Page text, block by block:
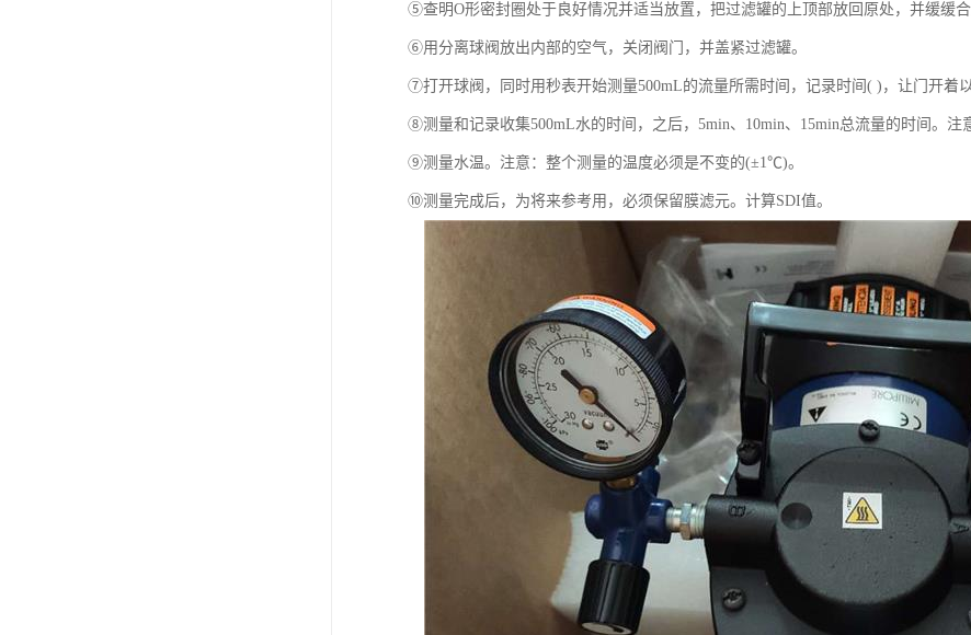
⑤查明O形密封圈处于良好情况并适当放置，把过滤罐的上顶部放回原处，并缓缓合
⑥用分离球阀放出内部的空气，关闭阀门，并盖紧过滤罐。
⑦打开球阀，同时用秒表开始测量500mL的流量所需时间，记录时间( )，让门开着
⑧测量和记录收集500mL水的时间，之后，5min、10min、15min总流量的时间。注
⑨测量水温。注意：整个测量的温度必须是不变的(±1℃)。
⑩测量完成后，为将来参考用，必须保留膜滤元。计算SDI值。